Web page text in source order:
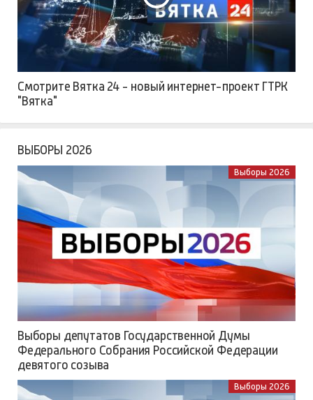
Смотрите Вятка 24 - новый интернет-проект ГТРК
"Вятка"
ВЫБОРЫ 2026
Выборы 2026
Выборы депутатов Государственной Думы
Федерального Собрания Российской Федерации
девятого созыва
Выборы 2026